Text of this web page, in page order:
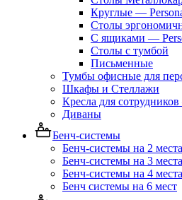
Круглые —
Столы
С ящиками —
Столы с тумбой
Письменные
Тумбы офисные для
Шкафы и Стеллажи
Кресла для
Диваны
Бенч-системы
Бенч-системы на 2 места
Бенч-системы на 3 места
Бенч-системы на 4 места
Бенч системы на 6 мест